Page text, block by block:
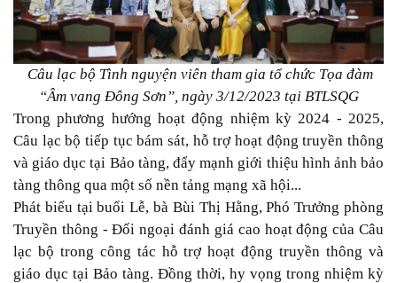
Câu lạc bộ Tình nguyện viên tham gia tổ chức Tọa đàm
“Âm vang Đông Sơn”, ngày 3/12/2023 tại BTLSQG
Trong phương hướng hoạt động nhiệm kỳ 2024 - 2025,
Câu lạc bộ tiếp tục bám sát, hỗ trợ hoạt động truyền thông
và giáo dục tại Bảo tàng, đẩy mạnh giới thiệu hình ảnh bảo
tàng thông qua một số nền tảng mạng xã hội...
Phát biểu tại buổi Lễ, bà Bùi Thị Hằng, Phó Trưởng phòng
Truyền thông - Đối ngoại đánh giá cao hoạt động của Câu
lạc bộ trong công tác hỗ trợ hoạt động truyền thông và
giáo dục tại Bảo tàng. Đồng thời, hy vọng trong nhiệm kỳ